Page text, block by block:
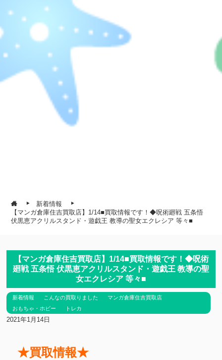
新着情報
【マンガ倉庫住吉買取店】1/14■買取情報です！◆呪術廻戦 五条悟
伏黒恵アクリルスタンド・遊戯王 教導の聖女エクレシア 等々■
【マンガ倉庫住吉買取店】1/14■買取情報です！◆呪術
廻戦 五条悟 伏黒恵アクリルスタンド・遊戯王 教導の聖
女エクレシア 等々■
新着情報 こんなの買取りました
マンガ倉庫住吉買取店
おもちゃ・ホビー
トレカ
2021年1月14日
★買取情報★